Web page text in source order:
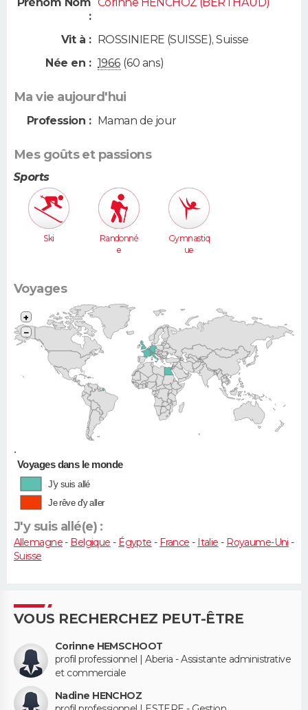
Prénom Nom
:
Corinne HENCHOZ (BERTHAUD)
Vit à : ROSSINIERE (SUISSE),Suisse
Née en : 1966 (60 ans)
Ma vie aujourd'hui
Profession : Maman de jour
Mes goûts et passions
Sports
Ski
Randonné
e
Gymnastiq
ue
Voyages
•
+
−
Voyages dans le monde
J'y suis allé
Je rêve d'y aller
J'y suis allé(e) :
Allemagne- Belgique - Égypte - France - Italie - Royaume-Uni -
Suisse
VOUS RECHERCHEZ PEUT-ÊTRE
Corinne HEMSCHOOT
profil professionnel | Aberia - Assistante administrative
et commerciale
Nadine HENCHOZ